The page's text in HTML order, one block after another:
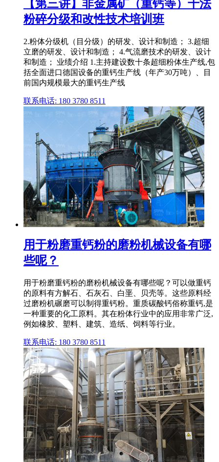
【第三讲】非金属矿（重钙等）干法
粉碎分级和改性技术培训班
2.粉体分级机（目分级）的研发、设计和制造； 3.超细
立磨的研发、设计和制造； 4.气流磨技术的研发、设计
和制造； 业绩介绍 1.主持建设数十条超细粉体生产线,包
括全面进口德国设备的重钙生产线（年产30万吨）、目
前国内规模最大的重钙生产线
联系电话: 180 3780 8511
用于粉磨重钙粉的磨粉机械设备有哪
些呢？
用于粉磨重钙粉的磨粉机械设备有哪些呢？可以做重钙
的原料有方解石、石灰石、白垩、贝壳等。这些原料经
过磨粉机碾磨可以制得重钙粉。重质碳酸钙俗称重钙,是
一种重要的化工原料。其在粉体行业中的应用非常广泛,
例如橡胶、塑料、建筑、造纸、饲料等行业。
联系电话: 180 3780 8511